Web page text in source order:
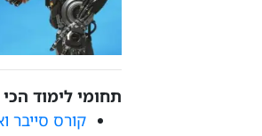
תחומי לימוד הכי
קורס סייבר